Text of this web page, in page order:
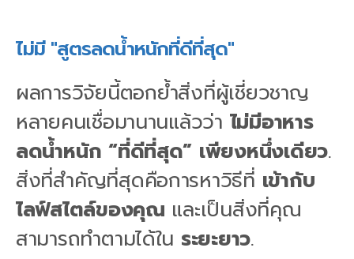
ไม่มี "สูตรลดน้ำหนักที่ดีที่สุด"
ผลการวิจัยนี้ตอกย้ำสิ่งที่ผู้เชี่ยวชาญ
หลายคนเชื่อมานานแล้วว่า ไม่มีอาหาร
ลดน้ำหนัก “ที่ดีที่สุด” เพียงหนึ่งเดียว.
สิ่งที่สำคัญที่สุดคือการหาวิธีที่ เข้ากับ
ไลฟ์สไตล์ของคุณ และเป็นสิ่งที่คุณ
สามารถทำตามได้ใน ระยะยาว.